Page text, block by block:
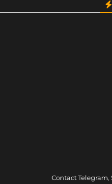
Contact